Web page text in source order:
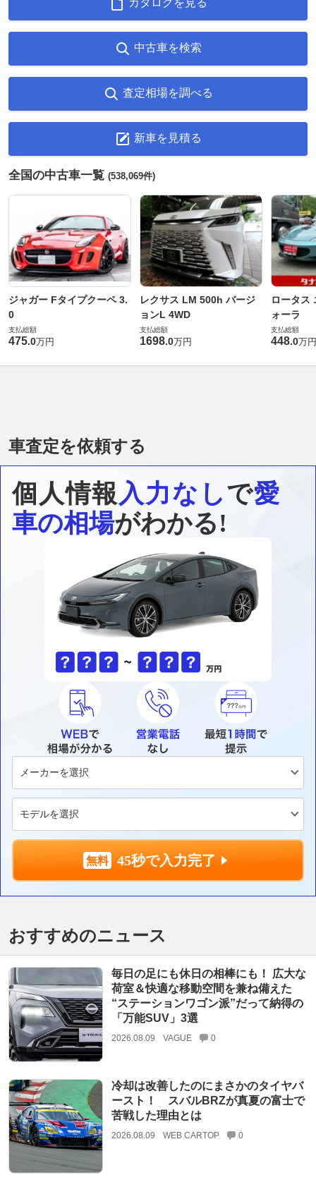
カタログを見る
中古車を検索
査定相場を調べる
新車を見積る
全国の中古車一覧 (538,069件)
ジャガー Fタイプクーペ 3.
0
支払総額
475.0万円
レクサス LM 500h バージ
ョンL 4WD
支払総額
1698.0万円
ロータス
ォーラ
支払総額
448.0万円
車査定を依頼する
個人情報入力なしで愛
車の相場がわかる!
45秒で入力完了
おすすめのニュース
毎日の足にも休日の相棒にも！ 広大な
荷室＆快適な移動空間を兼ね備えた
“ステーションワゴン派”だって納得の
「万能SUV」3選
2026.08.09 VAGUE 0
冷却は改善したのにまさかのタイヤバ
ースト！ スバルBRZが真夏の富士で
苦戦した理由とは
2026.08.09 WEB CARTOP 0